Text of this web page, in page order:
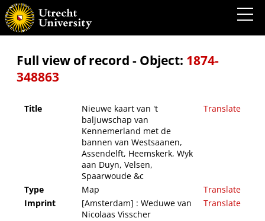
Nieuwe kaart van 't baljuwschap van Kennemerland met de bannen van Westsaanen,
Assendelft, Heemskerk, Wyk aan Duyn, Velsen, Spaarwoude &c
Full view of record - Object: 1874-
348863
Title
Nieuwe kaart van 't
baljuwschap van
Kennemerland met de
bannen van Westsaanen,
Assendelft, Heemskerk, Wyk
aan Duyn, Velsen,
Spaarwoude &c
Translate
Type Map
Translate
Imprint
[Amsterdam] : Weduwe van
Nicolaas Visscher
Translate